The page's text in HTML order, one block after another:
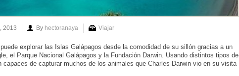
2013 By hectoranaya Viajar
explorar las Islas Galápagos desde la comodidad de su sillón gracias a un
el Parque Nacional Galápagos y la Fundación Darwin. Usando distintos tipos de
capaces de capturar muchos de los animales que Charles Darwin vio en su visita